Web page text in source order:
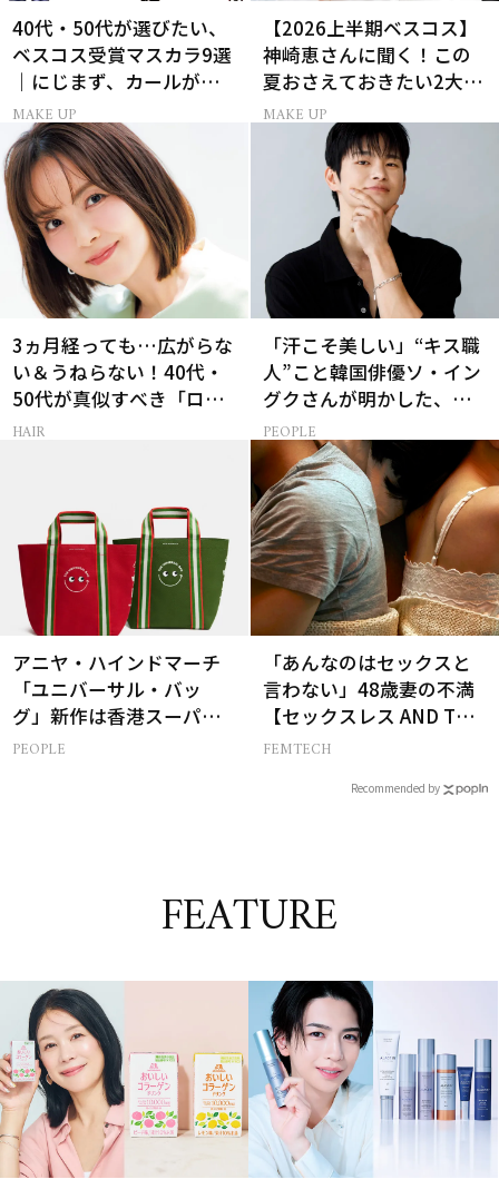
40代・50代が選びたい、
ベスコス受賞マスカラ9選
｜にじまず、カールが続
く名品
MAKE UP
【2026上半期ベスコス】
神崎恵さんに聞く！この
夏おさえておきたい2大メ
イクトレンド
MAKE UP
3ヵ月経っても…広がらな
い＆うねらない！40代・
50代が真似すべき「ロー
レイヤーボブ」
HAIR
「汗こそ美しい」“キス職
人”こと韓国俳優ソ・イン
グクさんが明かした、惹
かれる人の条件とは
PEOPLE
アニヤ・ハインドマーチ
「ユニバーサル・バッ
グ」新作は香港スーパー
とコラボ！赤＆緑のミニ2
PEOPLE
「あんなのはセックスと
言わない」48歳妻の不満
【セックスレス AND THE
CITY -女たちの告白-】
FEMTECH
Recommended by
FEATURE